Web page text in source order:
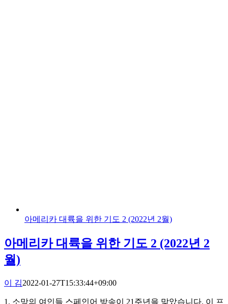
아메리카 대륙을 위한 기도 2 (2022년 2월)
아메리카 대륙을 위한 기도 2 (2022년 2
월)
이 김2022-01-27T15:33:44+09:00
1. 소망의 여인들 스페인어 방송이 21주년을 맞았습니다. 이 프